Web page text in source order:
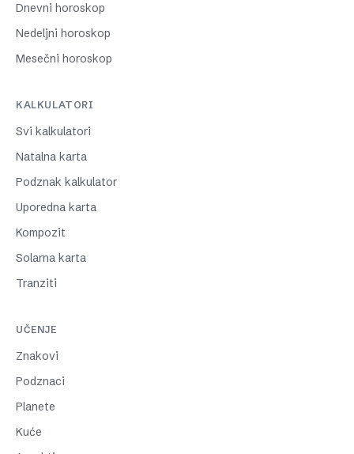
Dnevni horoskop
Nedeljni horoskop
Mesečni horoskop
KALKULATORI
Svi kalkulatori
Natalna karta
Podznak kalkulator
Uporedna karta
Kompozit
Solarna karta
Tranziti
UČENJE
Znakovi
Podznaci
Planete
Kuće